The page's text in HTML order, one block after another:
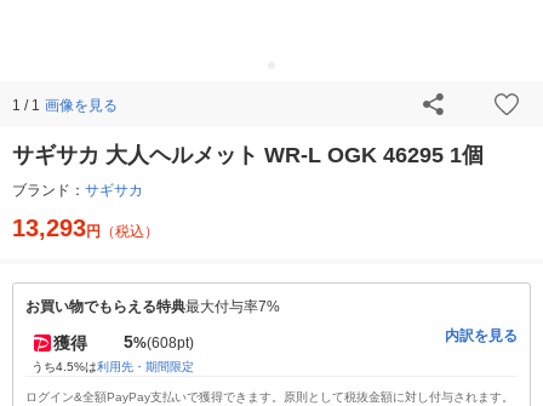
1 / 1 画像を見る
サギサカ 大人ヘルメット WR-L OGK 46295 1個
ブランド： サギサカ
13,293円 （税込）
お買い物でもらえる特典最大付与率7%
獲得 5%(608pt)
うち4.5%は利用先・期間限定
内訳を見る
ログイン&全額PayPay支払いで獲得できます。原則として税抜金額に対し付与されます。